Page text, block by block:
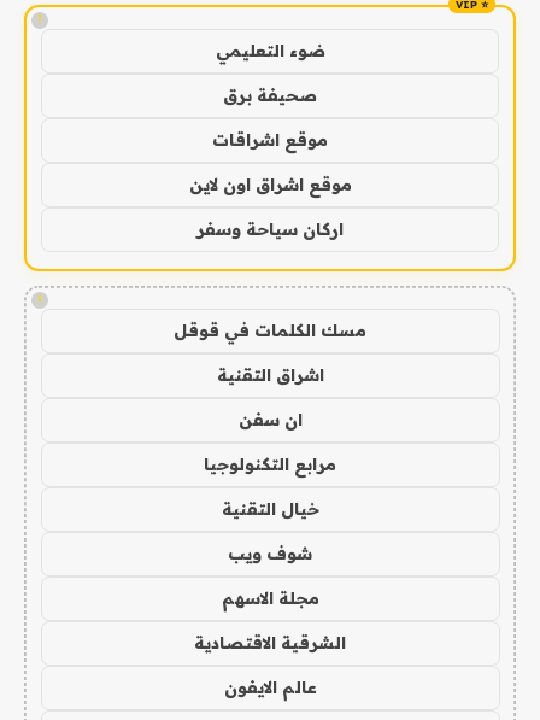
!
ضوء التعليمي
صحيفة برق
موقع اشراقات
موقع اشراق اون لاين
اركان سياحة وسفر
!
مسك الكلمات في قوقل
اشراق التقنية
ان سفن
مرابع التكنولوجيا
خيال التقنية
شوف ويب
مجلة الاسهم
الشرقية الاقتصادية
عالم الايفون